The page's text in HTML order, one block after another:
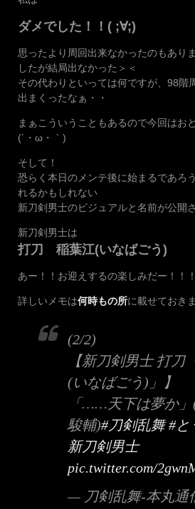
ダメでした！！( ;∀;)
思ったより周回出来なかったのもあり
したが結局出なかった＞＜
その代わりといっては何ですが、98階
出まくったなぁ・・
まぁこういうこともあるので今回はお
(´・ω・｀)
そして！
恐らく本日のメンテ後に始まるであろ
れるかもしれない
新刀剣男士のビジュアルと名前が公開
新刀剣男士は
打刀 稲葉江(いなばごう)
あー！！お迎えするの楽しみだー！！！
詳しいメモは何時もの所に載せておき
(2/2)
【新刀剣男士 打刀
(いなばごう)」】
「……天下は夢か」
駿輔)#刀剣乱舞 #と
新刀剣男士
pic.twitter.com/
— 刀剣乱舞-本丸通